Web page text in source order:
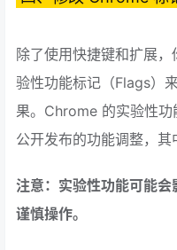
除了使用快捷键和扩展
验性功能标记（Flags）
果。Chrome 的实验性
公开发布的功能调整，其
注意：实验性功能可能
谨慎操作。